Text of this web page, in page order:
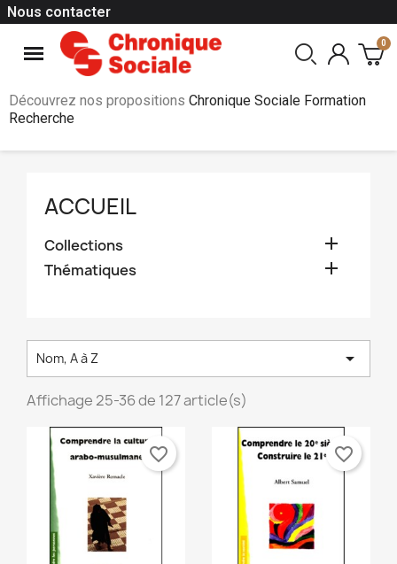
Nous contacter
Découvrez nos propositions Chronique Sociale Formation
Recherche
ACCUEIL
Collections 
Thématiques 
Nom, A à Z 
Affichage 25-36 de 127 article(s)
favorite_border favorite_border